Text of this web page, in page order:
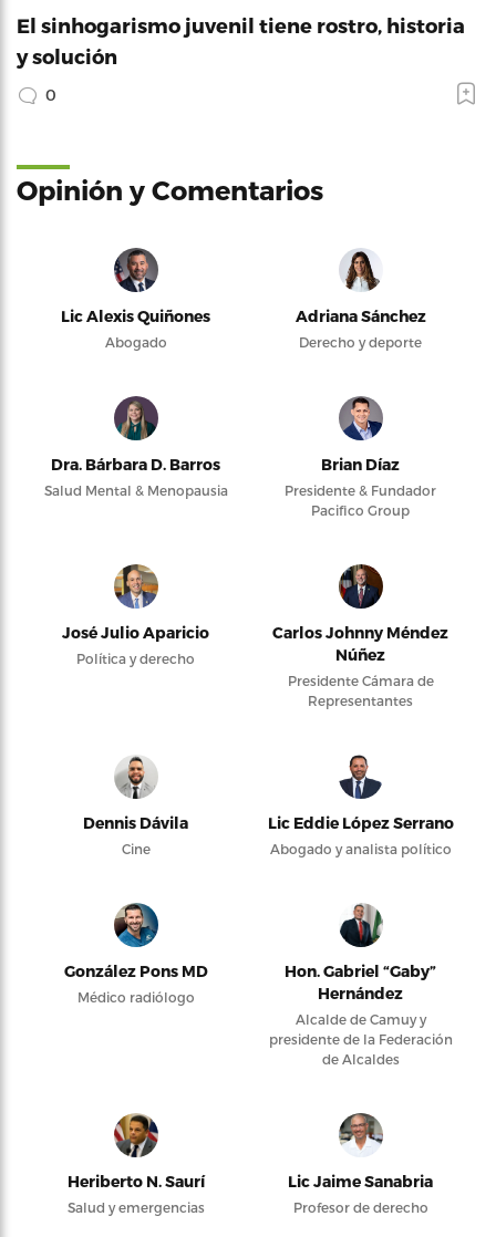
El sinhogarismo juvenil tiene rostro, historia
y solución
0
Opinión y Comentarios
Lic Alexis Quiñones
Abogado
Adriana Sánchez
Derecho y deporte
Dra. Bárbara D. Barros
Salud Mental & Menopausia
Brian Díaz
Presidente & Fundador
Pacifico Group
José Julio Aparicio
Política y derecho
Carlos Johnny Méndez
Núñez
Presidente Cámara de
Representantes
Dennis Dávila
Cine
Lic Eddie López Serrano
Abogado y analista político
González Pons MD
Médico radiólogo
Hon. Gabriel “Gaby”
Hernández
Alcalde de Camuy y
presidente de la Federación
de Alcaldes
Heriberto N. Saurí
Salud y emergencias
Lic Jaime Sanabria
Profesor de derecho